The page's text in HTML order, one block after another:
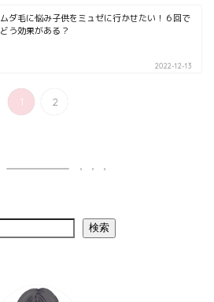
ムダ毛に悩み子供をミュゼに行かせたい！６回で
どう効果がある？
2022-12-13
1 2
検索